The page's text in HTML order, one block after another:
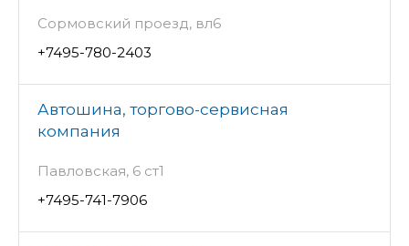
Сормовский проезд, вл6
+7495-780-2403
Автошина, торгово-сервисная
компания
Павловская, 6 ст1
+7495-741-7906